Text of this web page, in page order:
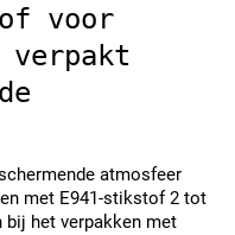
voor
verpakt
atmosfeer
met E941-stikstof 2 tot
bij het verpakken met